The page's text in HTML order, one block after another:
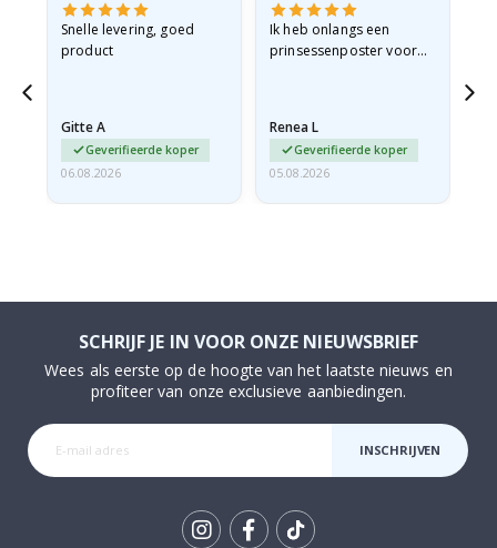
Snelle levering, goed
product
Gitte A
Geverifieerde koper
06.08.2026
Ik heb onlangs een
prinsessenposter voor
licht…
Renea L
Geverifieerde koper
05.08.2026
SCHRIJF JE IN VOOR ONZE NIEUWSBRIEF
Wees als eerste op de hoogte van het laatste nieuws en
profiteer van onze exclusieve aanbiedingen.
INSCHRIJVEN